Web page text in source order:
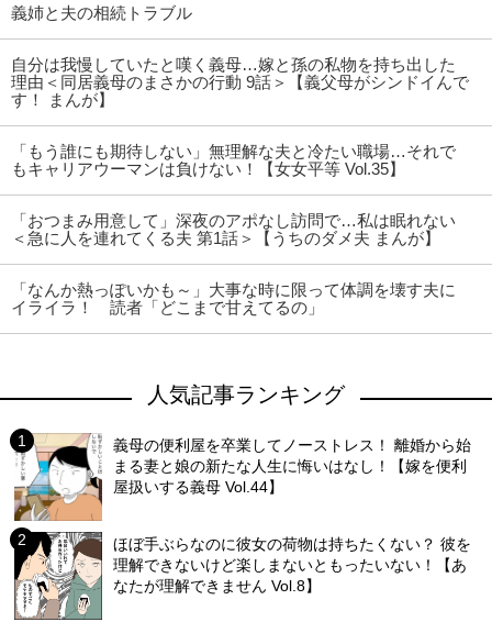
義姉と夫の相続トラブル
自分は我慢していたと嘆く義母…嫁と孫の私物を持ち出した
理由＜同居義母のまさかの行動 9話＞【義父母がシンドイんで
す！ まんが】
「もう誰にも期待しない」無理解な夫と冷たい職場…それで
もキャリアウーマンは負けない！【女女平等 Vol.35】
「おつまみ用意して」深夜のアポなし訪問で…私は眠れない
＜急に人を連れてくる夫 第1話＞【うちのダメ夫 まんが】
「なんか熱っぽいかも～」大事な時に限って体調を壊す夫に
イライラ！ 読者「どこまで甘えてるの」
人気記事ランキング
義母の便利屋を卒業してノーストレス！ 離婚から始
まる妻と娘の新たな人生に悔いはなし！【嫁を便利
屋扱いする義母 Vol.44】
ほぼ手ぶらなのに彼女の荷物は持ちたくない？ 彼を
理解できないけど楽しまないともったいない！【あ
なたが理解できません Vol.8】